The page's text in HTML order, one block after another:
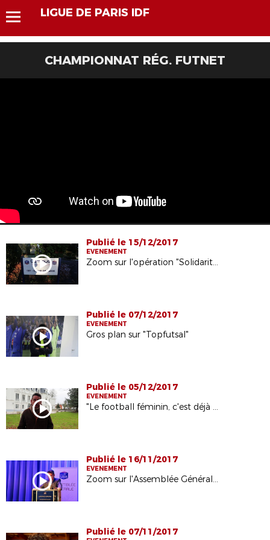
LIGUE DE PARIS IDF
CHAMPIONNAT RÉG. FUTNET
Publié le 15/12/2017
EVENEMENT
Zoom sur l'opération "Solidarité Clubs"
Publié le 07/12/2017
EVENEMENT
Gros plan sur "Topfutsal"
Publié le 05/12/2017
EVENEMENT
"Le football féminin, c'est déjà un but" en images
Publié le 16/11/2017
EVENEMENT
Zoom sur l'Assemblée Générale de la Ligue
Publié le 07/11/2017